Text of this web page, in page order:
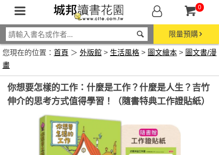
0
限量預購
您現在的位置： 首頁 ＞ 外版館 > 生活風格 > 圖文繪本 > 圖文書/漫
畫
你想要怎樣的工作：什麼是工作？什麼是人生？吉竹
伸介的思考方式值得學習！（隨書特典工作證貼紙）